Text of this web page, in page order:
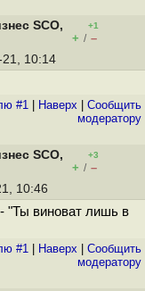
SCO,
+1
+ / –
10:14
#1 Наверх
Cообщить
модератору
SCO,
+3
+ / –
10:46
"Ты виноват лишь в
#1 Наверх
Cообщить
модератору